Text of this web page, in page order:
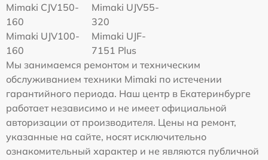
Mimaki СJV150-
160
Mimaki UJV55-
320
Mimaki UJV100-
160
Mimaki UJF-
7151 Plus
Мы занимаемся ремонтом и техническим
обслуживанием техники Mimaki по истечении
гарантийного периода. Наш центр в Екатеринбурге
работает независимо и не имеет официальной
авторизации от производителя. Цены на ремонт,
указанные на сайте, носят исключительно
ознакомительный характер и не являются публичной